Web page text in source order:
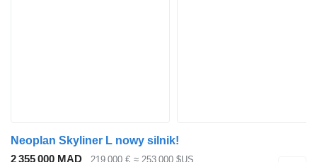
Neoplan Skyliner L nowy silnik!
2 355 000 MAD
219 000 € ≈ 253 000 $US